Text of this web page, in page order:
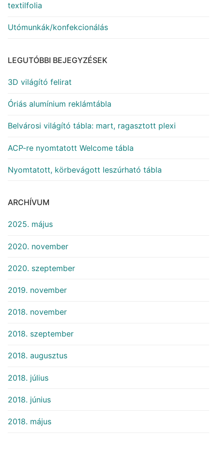
textilfolia
Utómunkák/konfekcionálás
LEGUTÓBBI BEJEGYZÉSEK
3D világító felirat
Óriás alumínium reklámtábla
Belvárosi világító tábla: mart, ragasztott plexi
ACP-re nyomtatott Welcome tábla
Nyomtatott, körbevágott leszúrható tábla
ARCHÍVUM
2025. május
2020. november
2020. szeptember
2019. november
2018. november
2018. szeptember
2018. augusztus
2018. július
2018. június
2018. május